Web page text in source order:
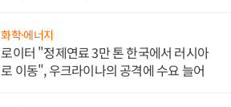
화학·에너지
로이터 "정제연료 3만 톤 한국에서 러시아
로 이동", 우크라이나의 공격에 수요 늘어